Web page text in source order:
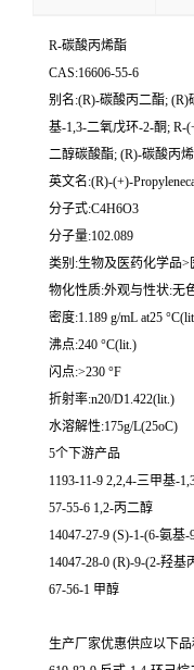
R-碳酸丙烯酯
CAS:16606-55-6
别名:(R)-碳酸丙二酯; (R)
基-1,3-二氧戊环-2-酮; R-
二醇碳酸酯; (R)-碳酸丙
英文名:(R)-(+)-
分子式:C4H6O3
分子量:102.089
类别:生物及医药化学品
物化性质:外观与性状:无
密度:1.189 g/mL at25
沸点:240 °C(lit.)
闪点:>230 °F
折射率:n20/D1.422(lit.)
水溶解性:175g/L(25oC)
5个下游产品
1193-11-9 2,2,4-三甲基-
57-55-6 1,2-丙二醇
14047-27-9 (S)-1-(6-氨基
14047-28-0 (R)-9-(2-羟基
67-56-1 甲醇
生产厂家优惠供应以下